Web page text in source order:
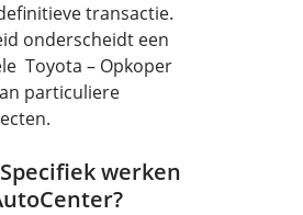
transactie.
onderscheidt een
Toyota – Opkoper
particuliere
werken